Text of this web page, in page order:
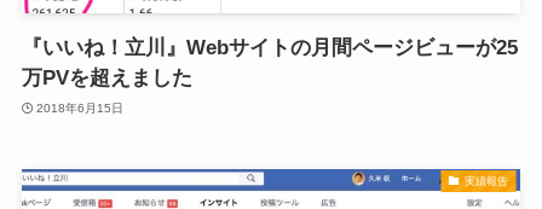
『いいね！立川』Webサイトの月間ページビューが25
万PVを超えました
2018年6月15日
実績報告